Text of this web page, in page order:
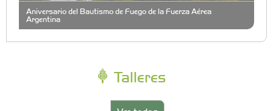
Aniversario del Bautismo de Fuego de la Fuerza Aérea
Argentina
Talleres